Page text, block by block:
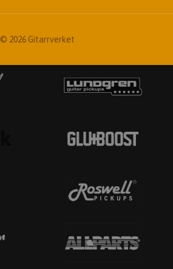
© 2026 Gitarrverket